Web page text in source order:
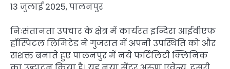
13 जुलाई 2025, पालनपुर
निःसंतानता उपचार के क्षेत्र में कार्यरत इन्दिरा आईवीएफ
हॉस्पिटल लिमिटेड ने गुजरात में अपनी उपस्थिति को और
सशक्त बनाते हुए पालनपुर में नये फर्टिलिटी क्लिनिक